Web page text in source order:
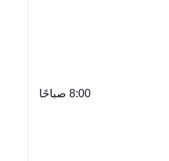
8:00 صباحًا